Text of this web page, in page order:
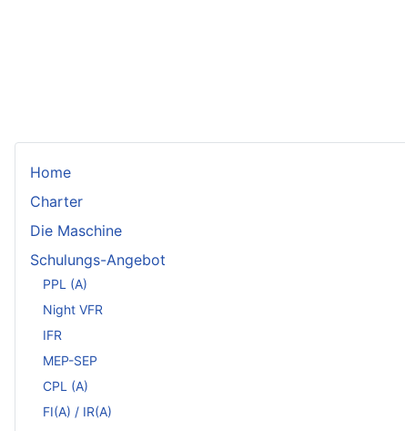
Home
Charter
Die Maschine
Schulungs-Angebot
PPL (A)
Night VFR
IFR
MEP-SEP
CPL (A)
FI(A) / IR(A)